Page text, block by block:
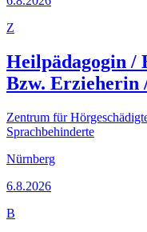
Z
Heilpädagogin /
Bzw. Erzieherin
Zentrum für
Sprachbehinderte
Nürnberg
6.8.2026
B